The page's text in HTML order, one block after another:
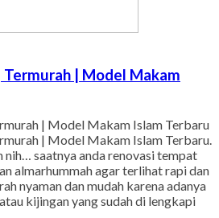
Termurah | Model Makam
| Model Makam Islam Terbaru
| Model Makam Islam Terbaru.
nih… saatnya anda renovasi tempat
almarhummah agar terlihat rapi dan
nyaman dan mudah karena adanya
kijingan yang sudah di lengkapi